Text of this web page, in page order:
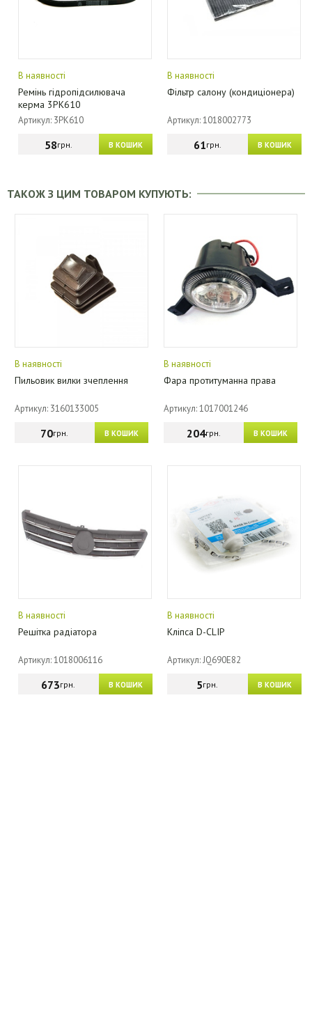
В наявності
Ремінь гідропідсилювача
керма 3PK610
Артикул: 3PK610
В КОШИК
58грн.
В наявності
Фільтр салону (кондиціонера)
Артикул: 1018002773
В КОШИК
61грн.
ТАКОЖ З ЦИМ ТОВАРОМ КУПУЮТЬ:
В наявності
Пильовик вилки зчеплення
Артикул: 3160133005
В КОШИК
70грн.
В наявності
Фара протитуманна права
Артикул: 1017001246
В КОШИК
204грн.
В наявності
Решітка радіатора
Артикул: 1018006116
В КОШИК
673грн.
В наявності
Кліпса D-CLIP
Артикул: JQ690E82
В КОШИК
5грн.